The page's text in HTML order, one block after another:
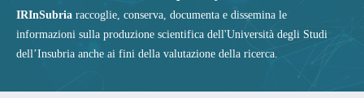
IRInSubria raccoglie, conserva, documenta e dissemina le
informazioni sulla produzione scientifica dell'Università degli Studi
dell’Insubria anche ai fini della valutazione della ricerca.